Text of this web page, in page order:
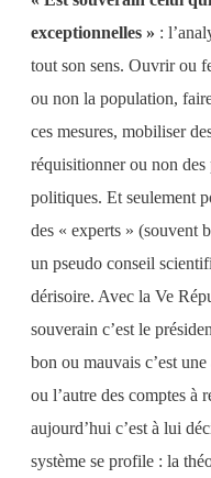
exceptionnelles » :
tout son sens. Ouvrir ou
ou non la population,
ces mesures, mobiliser
réquisitionner ou non
politiques. Et seulement
des « experts » (souvent
un pseudo conseil
dérisoire. Avec la Ve
souverain c’est le
bon ou mauvais c’est
ou l’autre des comptes à
aujourd’hui c’est à lui
système se profile : la